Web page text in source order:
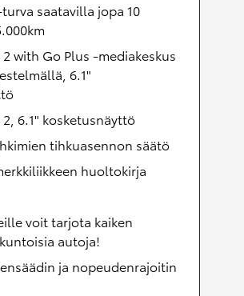
saatavilla jopa 10
2 with Go Plus -mediakeskus
6.1"
2, 6.1" kosketusnäyttö
tihkuasennon säätö
huoltokirja
voit tarjota kaiken
autoja!
ja nopeudenrajoitin